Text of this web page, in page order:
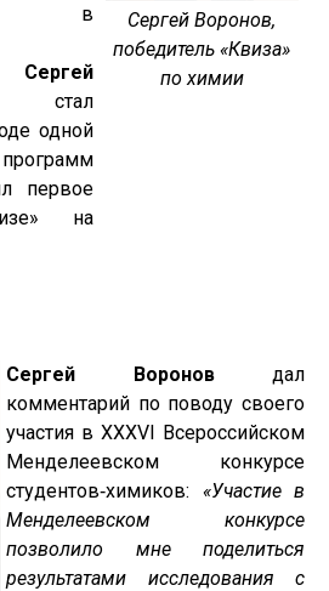
в
Сергей
одной
первое
на
Сергей Воронов,
победитель «Квиза»
по химии
Сергей Вороновдал
комментарий по поводу своего
участия в XXXVI Всероссийском
Менделеевском конкурсе
студентов‑химиков: «Участие в
Менделеевском конкурсе
позволило мне поделиться
результатами исследования с